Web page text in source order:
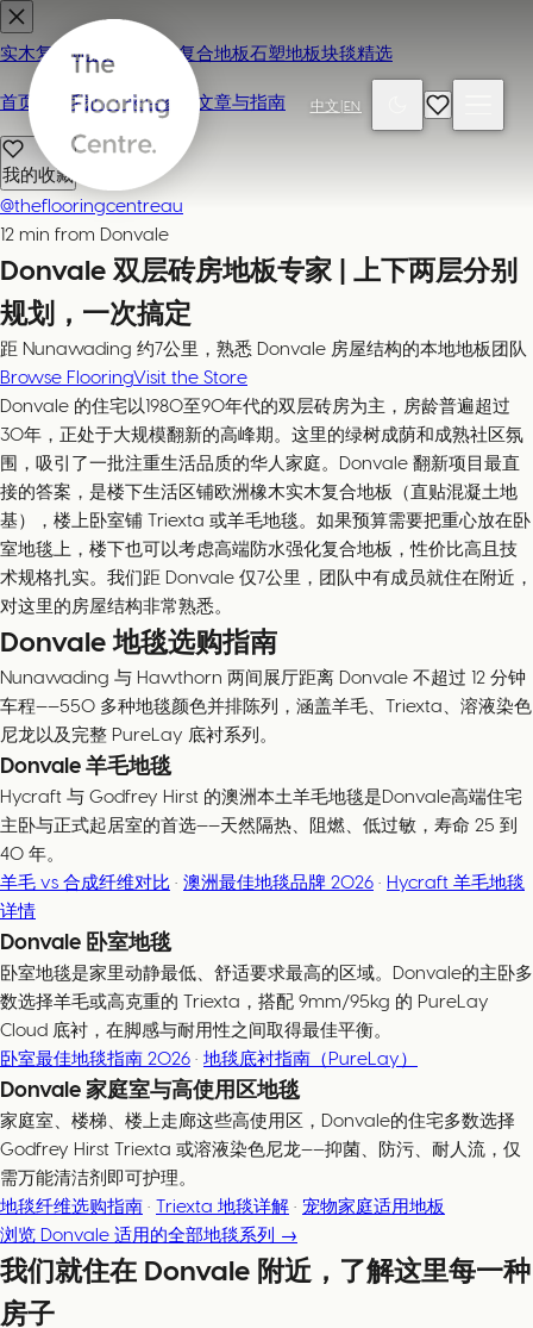
中文 |EN
实木复合地板 强化复合地板石塑地板块毯精选
首页 联系我们 / 来店参观 文章与指南
我的收藏
@theflooringcentreau
12 min from Donvale
Donvale 双层砖房地板专家 | 上下两层分别
规划，一次搞定
距 Nunawading 约7公里，熟悉 Donvale 房屋结构的本地地板团队
Browse FlooringVisit the Store
Donvale 的住宅以1980至90年代的双层砖房为主，房龄普遍超过
30年，正处于大规模翻新的高峰期。这里的绿树成荫和成熟社区氛
围，吸引了一批注重生活品质的华人家庭。Donvale 翻新项目最直
接的答案，是楼下生活区铺欧洲橡木实木复合地板（直贴混凝土地
基），楼上卧室铺 Triexta 或羊毛地毯。如果预算需要把重心放在卧
室地毯上，楼下也可以考虑高端防水强化复合地板，性价比高且技
术规格扎实。我们距 Donvale 仅7公里，团队中有成员就住在附近，
对这里的房屋结构非常熟悉。
Donvale 地毯选购指南
Nunawading 与 Hawthorn 两间展厅距离 Donvale 不超过 12 分钟
车程——550 多种地毯颜色并排陈列，涵盖羊毛、Triexta、溶液染色
尼龙以及完整 PureLay 底衬系列。
Donvale 羊毛地毯
Hycraft 与 Godfrey Hirst 的澳洲本土羊毛地毯是Donvale高端住宅
主卧与正式起居室的首选——天然隔热、阻燃、低过敏，寿命 25 到
40 年。
羊毛 vs 合成纤维对比 · 澳洲最佳地毯品牌 2026 · Hycraft 羊毛地毯
详情
Donvale 卧室地毯
卧室地毯是家里动静最低、舒适要求最高的区域。Donvale的主卧多
数选择羊毛或高克重的 Triexta，搭配 9mm/95kg 的 PureLay
Cloud 底衬，在脚感与耐用性之间取得最佳平衡。
卧室最佳地毯指南 2026 · 地毯底衬指南（PureLay）
Donvale 家庭室与高使用区地毯
家庭室、楼梯、楼上走廊这些高使用区，Donvale的住宅多数选择
Godfrey Hirst Triexta 或溶液染色尼龙——抑菌、防污、耐人流，仅
需万能清洁剂即可护理。
地毯纤维选购指南 · Triexta 地毯详解 · 宠物家庭适用地板
浏览 Donvale 适用的全部地毯系列 →
我们就住在 Donvale 附近，了解这里每一种
房子